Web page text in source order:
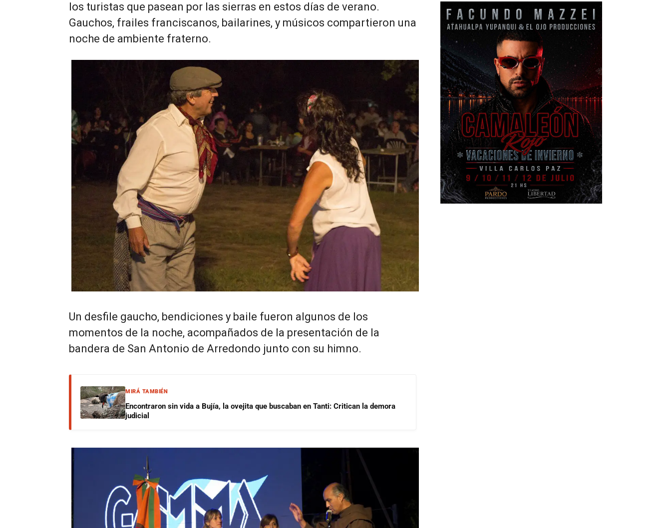
los turistas que pasean por las sierras en estos días de verano.
Gauchos, frailes franciscanos, bailarines, y músicos compartieron una
noche de ambiente fraterno.
Un desfile gaucho, bendiciones y baile fueron algunos de los
momentos de la noche, acompañados de la presentación de la
bandera de San Antonio de Arredondo junto con su himno.
MIRÁ TAMBIÉN
Encontraron sin vida a Bujía, la ovejita que buscaban en Tanti: Critican la demora
judicial